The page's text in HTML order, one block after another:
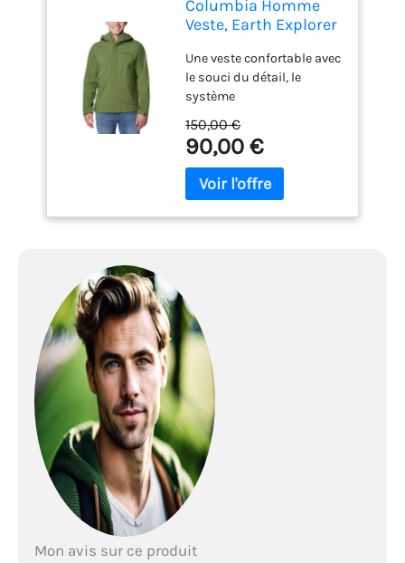
Columbia Homme
Veste, Earth Explorer
Une veste confortable avec
le souci du détail, le
système
Omni-Tech incluant la
respirabilité et l'étanchéité
des coutures Style
classique, fonctionnalité
pour une meilleure
visibilité, Revêtement en
polyuréthane sur les
fermetures à glissière pour
plus de durabilité
Doublure en maille pour
une ventilation optimale,
Couverture suffisante du
tissu dans toutes les
postures grâce à la
longueur généreuse du
Columbia Homme Veste,
150,00 €
90,00 €
Mon avis sur ce produit